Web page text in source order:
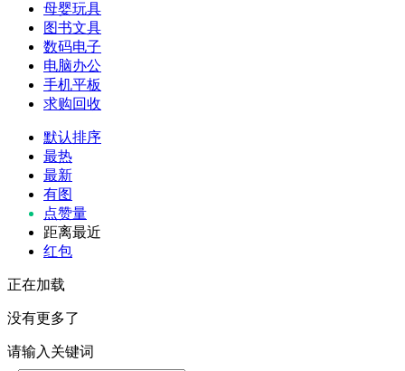
母婴玩具
图书文具
数码电子
电脑办公
手机平板
求购回收
默认排序
最热
最新
有图
点赞量
距离最近
红包
正在加载
没有更多了
请输入关键词